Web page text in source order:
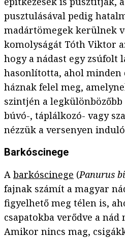
pusztulásával pedig
madártömegek kerülnek
komolyságát Tóth Viktor
hogy a nádast egy zsúfolt
hasonlította, ahol minden
háznak felel meg,
szintjén a
búvó-, táplálkozó- vagy
nézzük a versenyen
Barkóscinege
A barkóscinege (Panurus
fajnak számít a magyar
figyelhető meg télen is,
csapatokba verődve a nád
Amikor nincs mag,